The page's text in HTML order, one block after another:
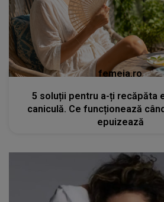
femeia.ro
5 soluții pentru a-ți recăpăta
caniculă. Ce funcționează
epuizează